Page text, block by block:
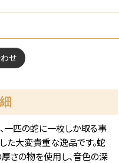
せ
一匹の蛇に一枚しか取る事
大変貴重な逸品です。蛇
さの物を使用し、音色の深